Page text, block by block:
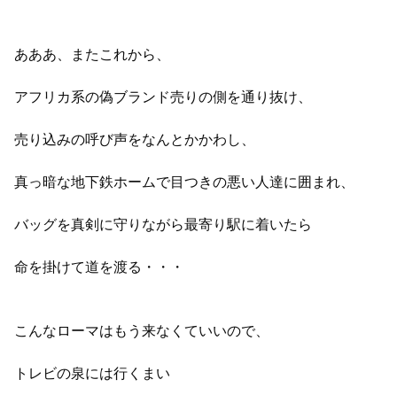
あああ、またこれから、
アフリカ系の偽ブランド売りの側を通り抜け、
売り込みの呼び声をなんとかかわし、
真っ暗な地下鉄ホームで目つきの悪い人達に囲まれ、
バッグを真剣に守りながら最寄り駅に着いたら
命を掛けて道を渡る・・・
こんなローマはもう来なくていいので、
トレビの泉には行くまい